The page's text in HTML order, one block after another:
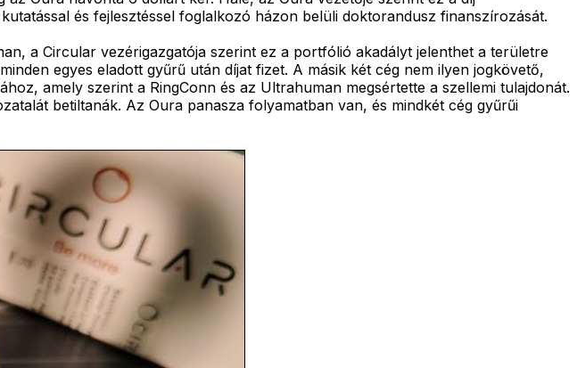
és fejlesztéssel foglalkozó házon belüli doktorandusz finanszírozását.
a Circular vezérigazgatója szerint ez a portfólió akadályt jelenthet a területre
egyes eladott gyűrű után díjat fizet. A másik két cég nem ilyen jogkövető,
amely szerint a RingConn és az Ultrahuman megsértette a szellemi tulajdonát.
betiltanák. Az Oura panasza folyamatban van, és mindkét cég gyűrűi